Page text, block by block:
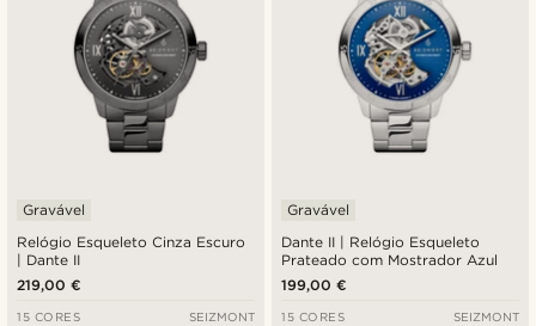
Relógio Esqueleto Cinza Escuro
| Dante II
Gravável
219,00 €
15 CORES SEIZMONT
Dante II | Relógio Esqueleto
Prateado com Mostrador Azul
Gravável
199,00 €
15 CORES SEIZMONT